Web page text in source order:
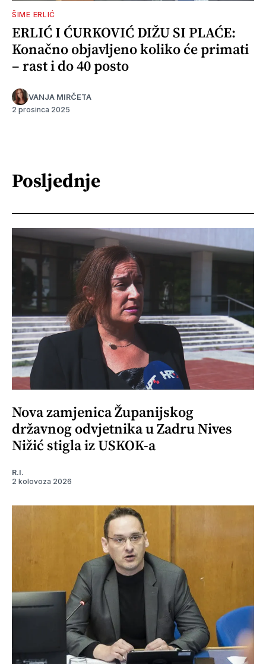
ŠIME ERLIĆ
ERLIĆ I ĆURKOVIĆ DIŽU SI PLAĆE:
Konačno objavljeno koliko će primati
– rast i do 40 posto
VANJA MIRČETA
2 prosinca 2025
Posljednje
Nova zamjenica Županijskog
državnog odvjetnika u Zadru Nives
Nižić stigla iz USKOK-a
R.I.
2 kolovoza 2026